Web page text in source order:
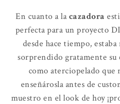
En cuanto a lacazadora
perfecta para un proyecto
desde hace tiempo,
sorprendido gratamente
como aterciopelado que
enseñárosla antes de
muestro en el look de hoy